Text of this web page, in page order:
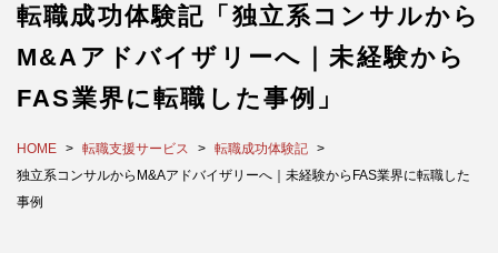
転職成功体験記「独立系コンサルから
M&Aアドバイザリーへ｜未経験から
FAS業界に転職した事例」
HOME 転職支援サービス
転職成功体験記
独立系コンサルからM&Aアドバイザリーへ｜未経験からFAS業界に転職した
事例